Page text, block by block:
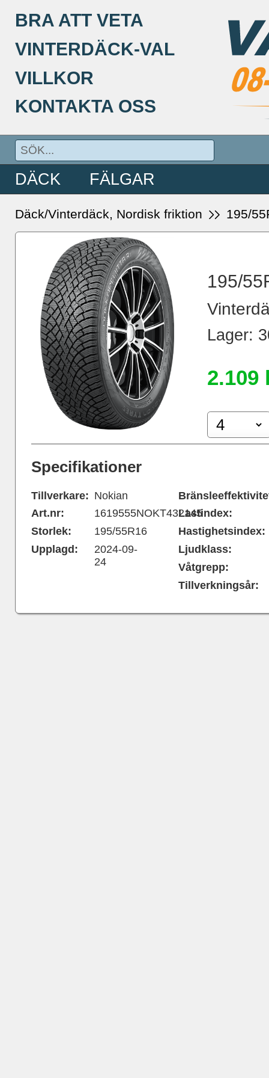
BRA ATT VETA
VINTERDÄCK-VAL
VILLKOR
KONTAKTA OSS
DÄCK FÄLGAR
Däck/Vinterdäck, Nordisk friktion 195/
195/
Lager:
2.109
Specifikationer
Tillverkare:
Art.nr:
Storlek:
Upplagd:
Nokian
1619555NOKT432145
195/55R16
2024-09-
24
Lastindex:
Hastighetsindex:
Ljudklass:
Våtgrepp:
Tillverkningsår: